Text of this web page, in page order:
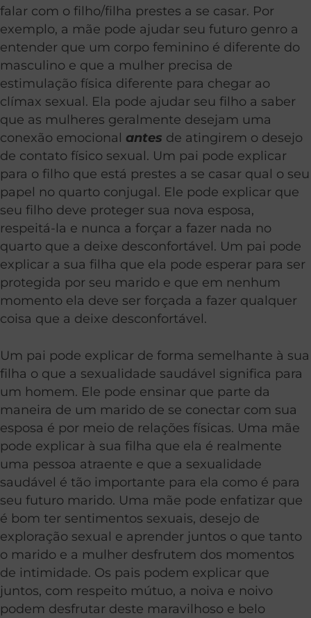
falar com o filho/filha prestes a se casar. Por
exemplo, a mãe pode ajudar seu futuro genro a
entender que um corpo feminino é diferente do
masculino e que a mulher precisa de
estimulação física diferente para chegar ao
clímax sexual. Ela pode ajudar seu filho a saber
que as mulheres geralmente desejam uma
conexão emocional antes de atingirem o desejo
de contato físico sexual. Um pai pode explicar
para o filho que está prestes a se casar qual o seu
papel no quarto conjugal. Ele pode explicar que
seu filho deve proteger sua nova esposa,
respeitá-la e nunca a forçar a fazer nada no
quarto que a deixe desconfortável. Um pai pode
explicar a sua filha que ela pode esperar para ser
protegida por seu marido e que em nenhum
momento ela deve ser forçada a fazer qualquer
coisa que a deixe desconfortável.
Um pai pode explicar de forma semelhante à sua
filha o que a sexualidade saudável significa para
um homem. Ele pode ensinar que parte da
maneira de um marido de se conectar com sua
esposa é por meio de relações físicas. Uma mãe
pode explicar à sua filha que ela é realmente
uma pessoa atraente e que a sexualidade
saudável é tão importante para ela como é para
seu futuro marido. Uma mãe pode enfatizar que
é bom ter sentimentos sexuais, desejo de
exploração sexual e aprender juntos o que tanto
o marido e a mulher desfrutem dos momentos
de intimidade. Os pais podem explicar que
juntos, com respeito mútuo, a noiva e noivo
podem desfrutar deste maravilhoso e belo